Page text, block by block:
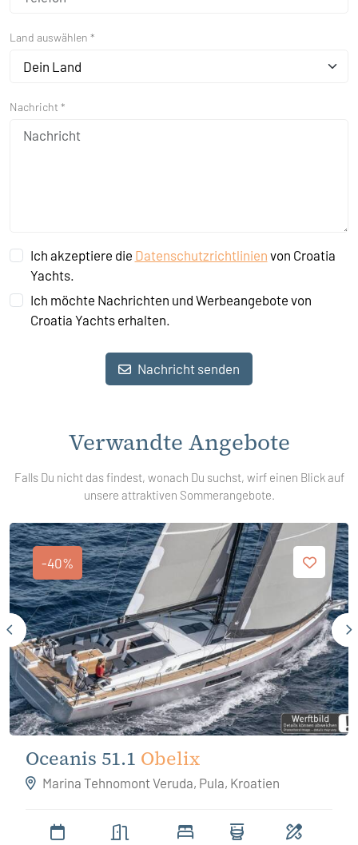
Land auswählen *
Dein Land
Nachricht *
Ich akzeptiere die Datenschutzrichtlinien von Croatia
Yachts.
Ich möchte Nachrichten und Werbeangebote von
Croatia Yachts erhalten.
Nachricht senden
Verwandte Angebote
Falls Du nicht das findest, wonach Du suchst, wirf einen Blick auf
unsere attraktiven Sommerangebote.
-40%
Oceanis 51.1 Obelix
Marina Tehnomont Veruda, Pula, Kroatien